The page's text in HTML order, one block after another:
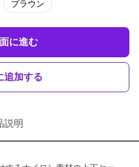
ブラウン
に進む
追加する
説明